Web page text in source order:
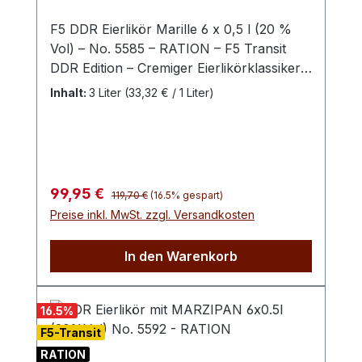
F5 DDR Eierlikör Marille 6 x 0,5 l (20 %
Vol) – No. 5585 – RATION – F5 Transit
DDR Edition – Cremiger Eierlikörklassiker
mit fruchtiger Marillennote im praktischen
der F5 DDR Eierlikör Marille RATION
erhältst du sechs Flaschen dieses
beliebten Likörs im praktischen
Vorteilspack. Die Basis bildet der
saftigen Marillen verfeinert wird und so
eine fruchtig-cremige Spezialität mit
besonderem Charakter entsteht. In der
Nase entfaltet sich ein harmonisches
Inhalt: 3 Liter (33,32 € / 1 Liter)
Verkaufspreis:
99,95 € Regulärer Preis:
119,70 € (16.5% gespart)
Preise inkl. MwSt. zzgl. Versandkosten
In den Warenkorb
16.5%
F5-Transit
RATION